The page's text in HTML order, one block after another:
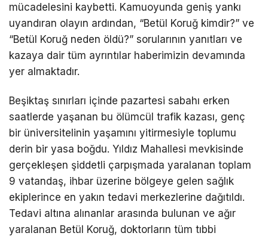
mücadelesini kaybetti. Kamuoyunda geniş yankı
uyandıran olayın ardından, “Betül Koruğ kimdir?” ve
“Betül Koruğ neden öldü?” sorularının yanıtları ve
kazaya dair tüm ayrıntılar haberimizin devamında
yer almaktadır.
Beşiktaş sınırları içinde pazartesi sabahı erken
saatlerde yaşanan bu ölümcül trafik kazası, genç
bir üniversitelinin yaşamını yitirmesiyle toplumu
derin bir yasa boğdu. Yıldız Mahallesi mevkisinde
gerçekleşen şiddetli çarpışmada yaralanan toplam
9 vatandaş, ihbar üzerine bölgeye gelen sağlık
ekiplerince en yakın tedavi merkezlerine dağıtıldı.
Tedavi altına alınanlar arasında bulunan ve ağır
yaralanan Betül Koruğ, doktorların tüm tıbbi